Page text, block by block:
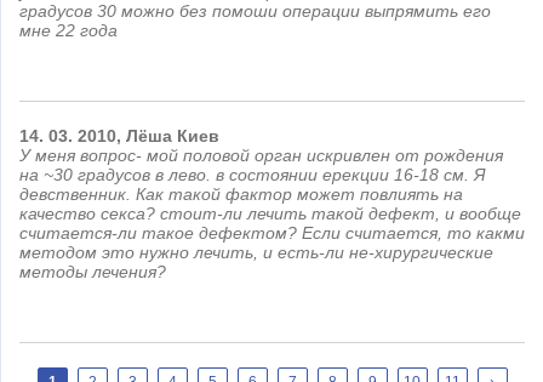
градусов 30 можно без помоши операции выпрямить его
мне 22 года
14. 03. 2010, Лёша Киев
У меня вопрос- мой половой орган искривлен от рождения
на ~30 градусов в лево. в состоянии ерекции 16-18 см. Я
девственник. Как такой фактор может повлиять на
качество секса? стоит-ли лечить такой дефект, и вообще
считается-ли такое дефектом? Если считается, то какми
методом это нужно лечить, и есть-ли не-хирургические
методы лечения?